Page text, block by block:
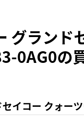
グランド
0AG0の
イコー クォー